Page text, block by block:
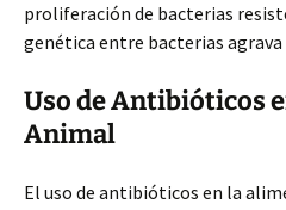
proliferación de bacterias
genética entre bacterias
Uso de Antibióticos
Animal
El uso de antibióticos en la